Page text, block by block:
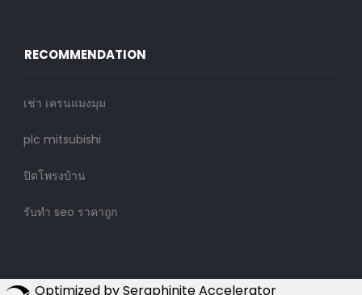
RECOMMENDATION
เช่า เครนแมงมุม
plc mitsubishi
ปิดโพรงบ้าน
รับทํา seo ราคาถูก
Optimized by Seraphinite Accelerator